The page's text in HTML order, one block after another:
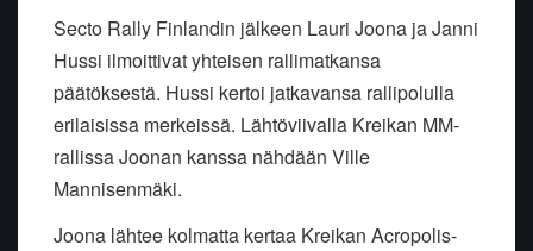
Secto Rally Finlandin jälkeen Lauri Joona ja Janni
Hussi ilmoittivat yhteisen rallimatkansa
päätöksestä. Hussi kertoi jatkavansa rallipolulla
erilaisissa merkeissä. Lähtöviivalla Kreikan MM-
rallissa Joonan kanssa nähdään Ville
Mannisenmäki.
Joona lähtee kolmatta kertaa Kreikan Acropolis-